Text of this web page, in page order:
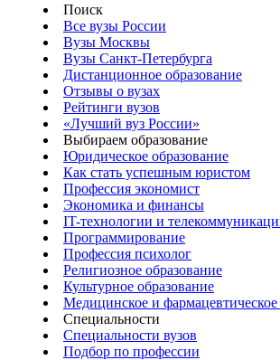
Поиск
Все вузы России
Вузы Москвы
Вузы Санкт-Петербурга
Дистанционное образование
Отзывы о вузах
Рейтинги вузов
«Лучший вуз России»
Выбираем образование
Юридическое образование
Как стать успешным юристом
Профессия экономист
Экономика и финансы
IT-технологии и
Программирование
Профессия психолог
Религиозное образование
Культурное образование
Медицинское и фармацевтическое
Специальности
Специальности вузов
Подбор по профессии